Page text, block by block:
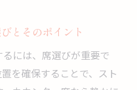
とそのポイント
には、席選びが重要で
を確保することで、スト